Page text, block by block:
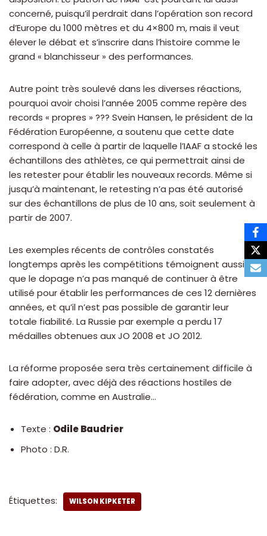
concerné, puisqu’il perdrait dans l’opération son record
d’Europe du 1000 mètres et du 4×800 m, mais il veut
élever le débat et s’inscrire dans l’histoire comme le
grand « blanchisseur » des performances.
Autre point très soulevé dans les diverses réactions,
pourquoi avoir choisi l’année 2005 comme repère des
records « propres » ??? Svein Hansen, le président de la
Fédération Européenne, a soutenu que cette date
correspond à celle à partir de laquelle l’IAAF a stocké les
échantillons des athlètes, ce qui permettrait ainsi de
les retester pour établir les nouveaux records. Même si
jusqu’à maintenant, le retesting n’a pas été autorisé
sur des échantillons de plus de 10 ans, soit seulement à
partir de 2007.
Les exemples récents de contrôles constatés
longtemps après les compétitions témoignent aussi
que le dopage n’a pas manqué de continuer à être
utilisé pour établir les performances de ces 12 dernières
années, et qu’il n’est pas possible de garantir leur
totale fiabilité. La Russie par exemple a perdu 17
médailles obtenues aux JO 2008 et JO 2012.
La réforme proposée sera très certainement difficile à
faire adopter, avec déjà des réactions hostiles de
fédération, comme en Australie…
Texte : Odile Baudrier
Photo : D.R.
Étiquettes: WILSON KIPKETER